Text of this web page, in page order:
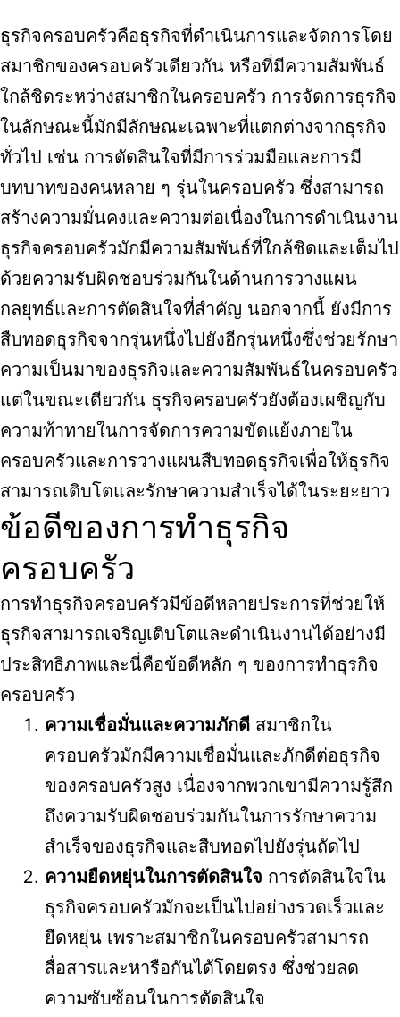
ธุรกิจครอบครัวคือธุรกิจที่ดำเนินการและจัดการโดย
สมาชิกของครอบครัวเดียวกัน หรือที่มีความสัมพันธ์
ใกล้ชิดระหว่างสมาชิกในครอบครัว การจัดการธุรกิจ
ในลักษณะนี้มักมีลักษณะเฉพาะที่แตกต่างจากธุรกิจ
ทั่วไป เช่น การตัดสินใจที่มีการร่วมมือและการมี
บทบาทของคนหลาย ๆ รุ่นในครอบครัว ซึ่งสามารถ
สร้างความมั่นคงและความต่อเนื่องในการดำเนินงาน
ธุรกิจครอบครัวมักมีความสัมพันธ์ที่ใกล้ชิดและเต็มไป
ด้วยความรับผิดชอบร่วมกันในด้านการวางแผน
กลยุทธ์และการตัดสินใจที่สำคัญ นอกจากนี้ ยังมีการ
สืบทอดธุรกิจจากรุ่นหนึ่งไปยังอีกรุ่นหนึ่งซึ่งช่วยรักษา
ความเป็นมาของธุรกิจและความสัมพันธ์ในครอบครัว
แต่ในขณะเดียวกัน ธุรกิจครอบครัวยังต้องเผชิญกับ
ความท้าทายในการจัดการความขัดแย้งภายใน
ครอบครัวและการวางแผนสืบทอดธุรกิจเพื่อให้ธุรกิจ
สามารถเติบโตและรักษาความสำเร็จได้ในระยะยาว
ข้อดีของการทำธุรกิจ
ครอบครัว
การทำธุรกิจครอบครัวมีข้อดีหลายประการที่ช่วยให้
ธุรกิจสามารถเจริญเติบโตและดำเนินงานได้อย่างมี
ประสิทธิภาพและนี่คือข้อดีหลัก ๆ ของการทำธุรกิจ
ครอบครัว
ความเชื่อมั่นและความภักดี สมาชิกใน
ครอบครัวมักมีความเชื่อมั่นและภักดีต่อธุรกิจ
ของครอบครัวสูง เนื่องจากพวกเขามีความรู้สึก
ถึงความรับผิดชอบร่วมกันในการรักษาความ
สำเร็จของธุรกิจและสืบทอดไปยังรุ่นถัดไป
ความยืดหยุ่นในการตัดสินใจ การตัดสินใจใน
ธุรกิจครอบครัวมักจะเป็นไปอย่างรวดเร็วและ
ยืดหยุ่น เพราะสมาชิกในครอบครัวสามารถ
สื่อสารและหารือกันได้โดยตรง ซึ่งช่วยลด
ความซับซ้อนในการตัดสินใจ